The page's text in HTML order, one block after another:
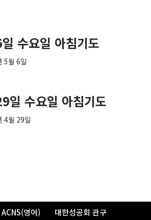
수요일 아침기도
5월 6일
일 수요일 아침기도
4월 29일
ACNS(영어)
대한성공회 관구